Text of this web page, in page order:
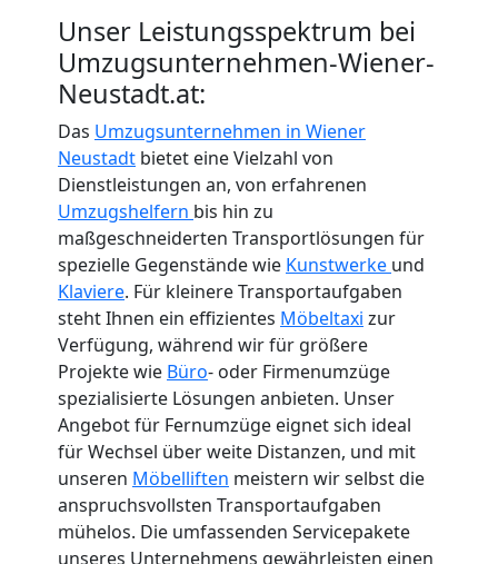
Unser Leistungsspektrum bei
Umzugsunternehmen-Wiener-
Neustadt.at:
Das Umzugsunternehmen in Wiener
Neustadt bietet eine Vielzahl von
Dienstleistungen an, von erfahrenen
Umzugshelfern bis hin zu
maßgeschneiderten Transportlösungen für
spezielle Gegenstände wie Kunstwerke und
Klaviere. Für kleinere Transportaufgaben
steht Ihnen ein effizientes Möbeltaxi zur
Verfügung, während wir für größere
Projekte wie Büro- oder Firmenumzüge
spezialisierte Lösungen anbieten. Unser
Angebot für Fernumzüge eignet sich ideal
für Wechsel über weite Distanzen, und mit
unseren Möbelliften meistern wir selbst die
anspruchsvollsten Transportaufgaben
mühelos. Die umfassenden Servicepakete
unseres Unternehmens gewährleisten einen
Umzug
Nationaler
Umzug